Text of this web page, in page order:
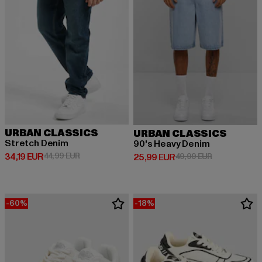
URBAN CLASSICS
Stretch Denim
34,19 EUR
Derzeitiger Preis: 34,19 EUR
44,99 EURAktionspreis: 44,99 EUR
URBAN CLASSICS
90's Heavy Denim
25,99 EUR
Derzeitiger Preis: 25,99 EUR
49,99 EURAktionspreis:
-60% -18%